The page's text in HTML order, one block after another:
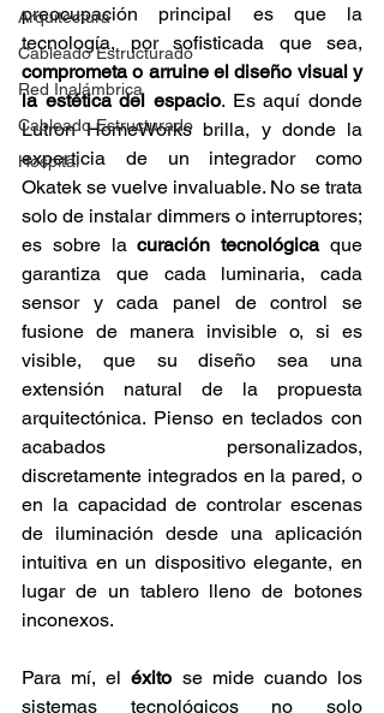
Arquitectura
Cableado Estructurado
Red Inalámbrica
Cableado Estructurado
Hospital
preocupación principal es que la
comprometa o arruine el diseño visual y
la estética del espacio. Es aquí donde
Lutron HomeWorks brilla, y donde la
experticia de un integrador como
Okatek se vuelve invaluable. No se trata
solo de instalar dimmers o interruptores;
es sobre la curación tecnológica que
garantiza que cada luminaria, cada
sensor y cada panel de control se
fusione de manera invisible o, si es
visible, que su diseño sea una
extensión natural de la propuesta
arquitectónica. Pienso en teclados con
acabados personalizados,
discretamente integrados en la pared, o
en la capacidad de controlar escenas
de iluminación desde una aplicación
intuitiva en un dispositivo elegante, en
lugar de un tablero lleno de botones
inconexos.
Para mí, el éxito se mide cuando los
sistemas tecnológicos no solo